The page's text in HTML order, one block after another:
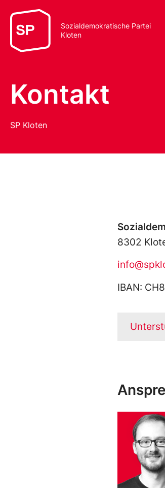
Sozialdemokratische Partei
Kloten
Kontakt
SP Kloten
8302
IBAN: